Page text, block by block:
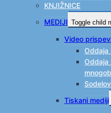
KNJIŽNICE
MEDIJI Toggle child
Video
Oddaja
Oddaja
Tiskani mediji